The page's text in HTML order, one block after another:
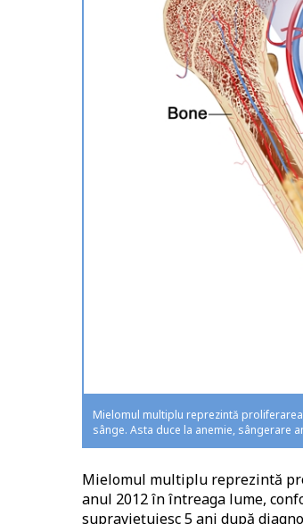
Mielomul multiplu reprezintă
sânge. Asta duce la anemie, sângerare
Mielomul multiplu reprezintă
anul 2012 în întreaga lume,
supraviețuiesc 5 ani după